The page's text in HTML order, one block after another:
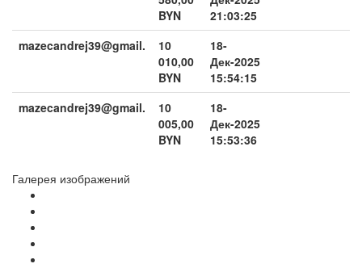
BYN
21:03:25
mazecandrej39@gmail.
10
010,00
BYN
18-
Дек-2025
15:54:15
mazecandrej39@gmail.
10
005,00
BYN
18-
Дек-2025
15:53:36
Галерея изображений